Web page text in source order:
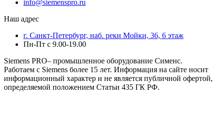
info@siemenspro.ru
Наш адрес
г. Санкт-Петербург, наб. реки Мойки, 36, 6 этаж
Пн-Пт с 9.00-19.00
Siemens PRO– промышленное оборудование Сименс.
Работаем с Siemens более 15 лет. Информация на сайте носит
информационный характер и не является публичной офертой,
определяемой положением Статьи 435 ГК РФ.